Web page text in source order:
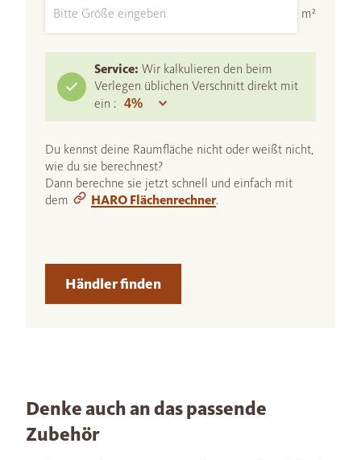
m²
Service: Wir kalkulieren den beim
Verlegen üblichen Verschnitt direkt mit
ein :
Du kennst deine Raumfläche nicht oder weißt nicht,
wie du sie berechnest?
Dann berechne sie jetzt schnell und einfach mit
dem
HARO Flächenrechner.
Händler finden
Denke auch an das passende
Zubehör